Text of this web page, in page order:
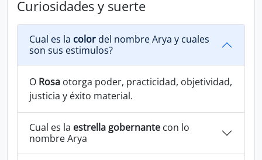
Curiosidades y suerte
Cual es la color del nombre Arya y cuales
son sus estimulos?
O Rosa otorga poder, practicidad, objetividad,
justicia y éxito material.
Cual es la estrella gobernante con lo
nombre Arya